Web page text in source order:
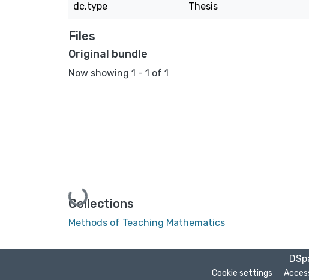
dc.type Thesis
Files
Original bundle
Now showing 1 - 1 of 1
Loading...
Collections
Methods of Teaching Mathematics
Cookie settings